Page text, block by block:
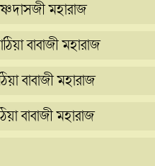
মহারাজ
বাবাজী মহারাজ
বাবাজী মহারাজ
বাবাজী মহারাজ